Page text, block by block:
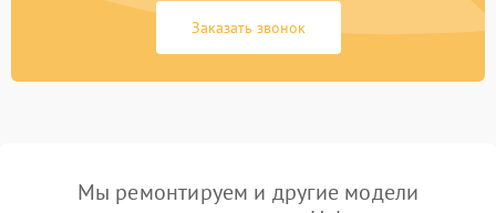
Заказать звонок
Мы ремонтируем и другие модели